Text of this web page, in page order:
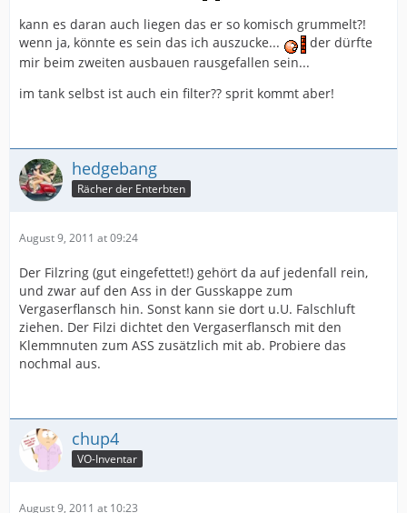
kann es daran auch liegen das er so komisch grummelt?!
wenn ja, könnte es sein das ich auszucke...
der dürfte
mir beim zweiten ausbauen rausgefallen sein...
im tank selbst ist auch ein filter?? sprit kommt aber!
hedgebang
Rächer der Enterbten
August 9, 2011 at 09:24
Der Filzring (gut eingefettet!) gehört da auf jedenfall rein,
und zwar auf den Ass in der Gusskappe zum
Vergaserflansch hin. Sonst kann sie dort u.U. Falschluft
ziehen. Der Filzi dichtet den Vergaserflansch mit den
Klemmnuten zum ASS zusätzlich mit ab. Probiere das
nochmal aus.
chup4
VO-Inventar
August 9, 2011 at 10:23